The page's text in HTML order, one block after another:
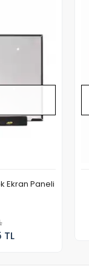
Ekran Paneli
TL